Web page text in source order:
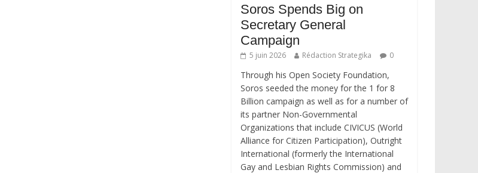
Soros Spends Big on
Secretary General
Campaign
5 juin 2026 Rédaction Strategika 0
Through his Open Society Foundation,
Soros seeded the money for the 1 for 8
Billion campaign as well as for a number of
its partner Non-Governmental
Organizations that include CIVICUS (World
Alliance for Citizen Participation), Outright
International (formerly the International
Gay and Lesbian Rights Commission) and